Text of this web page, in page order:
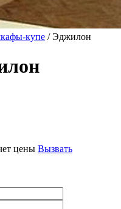
купе / Эджилон
цены Вызвать